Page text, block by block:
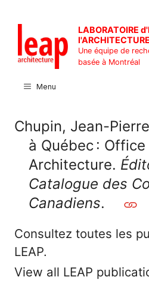
contenu
LABORATOIRE
Une équipe de
basée à Montréal
Menu
Chupin, Jean-
à Québec :
Architecture.
Catalogue des
Canadiens.
Consultez toutes les
LEAP.
View all LEAP